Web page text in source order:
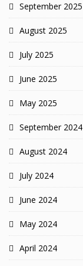
September 2025
August 2025
July 2025
June 2025
May 2025
September 2024
August 2024
July 2024
June 2024
May 2024
April 2024